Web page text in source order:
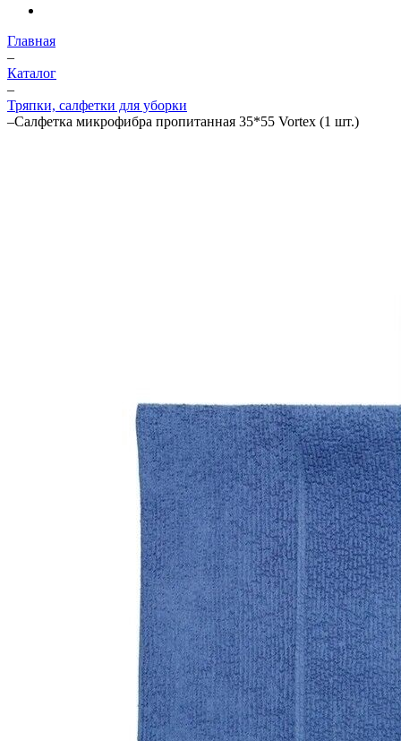
Главная
–
Каталог
–
Тряпки, салфетки для уборки
–Салфетка микрофибра пропитанная 35*55 Vortex (1 шт.)